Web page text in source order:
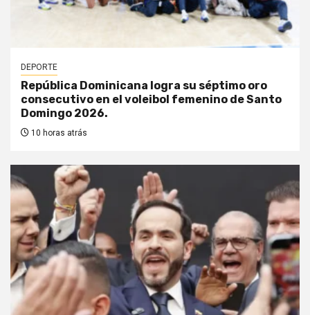
DEPORTE
República Dominicana logra su séptimo oro
consecutivo en el voleibol femenino de Santo
Domingo 2026.
10 horas atrás